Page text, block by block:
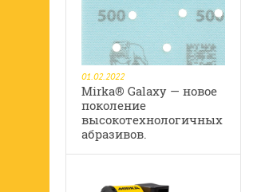
01.02.2022
Mirka® Galaxy — новое
поколение
высокотехнологичных
абразивов.